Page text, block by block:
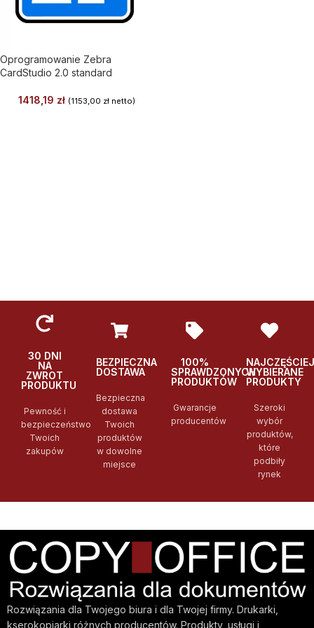
Oprogramowanie Zebra
CardStudio 2.0 standard
1418,19 zł (1153,00 zł netto)
30 DNI
NA
ZWROT
PRODUKTU
Pewność i
bezpieczeństwo
Twoich
zakupów
BEZPIECZNA
DOSTAWA
Bezpieczna
dostawa
Twoich
produktów
w dowolne
miejsce
100%
SPRAWDZONYCH
PRODUKTÓW
Gwarancje
producentów
NAJCZĘŚCIEJ
WYBIERANE
PRODUKTY
Szeroki
wybór
produktów,
które
podbiły
rynek
Rozwiązania dla Twojego biura i dla Twojej firmy. Drukarki,
kserokopiarki różnych producentów. Produkty, usługi i